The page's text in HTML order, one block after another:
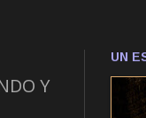
Y
UN